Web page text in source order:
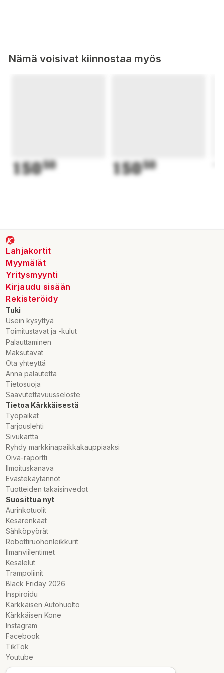
Nämä voisivat kiinnostaa myös
15050 15050
Lahjakortit
Myymälät
Yritysmyynti
Kirjaudu sisään
Rekisteröidy
Tuki
Usein kysyttyä
Toimitustavat ja -kulut
Palauttaminen
Maksutavat
Ota yhteyttä
Anna palautetta
Tietosuoja
Saavutettavuusseloste
Tietoa Kärkkäisestä
Työpaikat
Tarjouslehti
Sivukartta
Ryhdy markkinapaikkakauppiaaksi
Oiva-raportti
Ilmoituskanava
Evästekäytännöt
Tuotteiden takaisinvedot
Suosittua nyt
Aurinkotuolit
Kesärenkaat
Sähköpyörät
Robottiruohonleikkurit
Ilmanviilentimet
Kesälelut
Trampoliinit
Black Friday 2026
Inspiroidu
Kärkkäisen Autohuolto
Kärkkäisen Kone
Instagram
Facebook
TikTok
Youtube